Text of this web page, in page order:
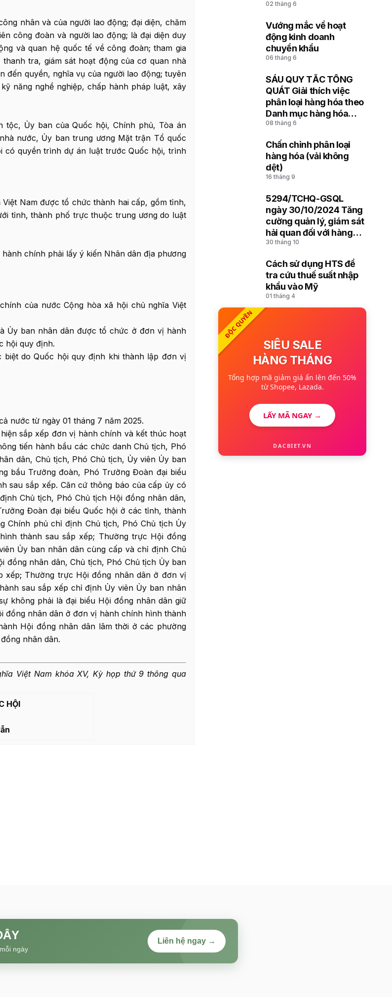
nhân và của người lao động; đại diện, chăm
công đoàn và người lao động; là đại diện duy
và quan hệ quốc tế về công đoàn; tham gia
tra, giám sát hoạt động của cơ quan nhà
đến quyền, nghĩa vụ của người lao động; tuyên
năng nghề nghiệp, chấp hành pháp luật, xây
tộc, Ủy ban của Quốc hội, Chính phủ, Tòa án
nước, Ủy ban trung ương Mặt trận Tổ quốc
có quyền trình dự án luật trước Quốc hội, trình
Nam được tổ chức thành hai cấp, gồm tỉnh,
tỉnh, thành phố trực thuộc trung ương do luật
chính phải lấy ý kiến Nhân dân địa phương
của nước Cộng hòa xã hội chủ nghĩa Việt
Ủy ban nhân dân được tổ chức ở đơn vị hành
hội quy định.
do Quốc hội quy định khi thành lập đơn vị
nước từ ngày 01 tháng 7 năm 2025.
sắp xếp đơn vị hành chính và kết thúc hoạt
tiến hành bầu các chức danh Chủ tịch, Phó
dân, Chủ tịch, Phó Chủ tịch, Ủy viên Ủy ban
bầu Trưởng đoàn, Phó Trưởng Đoàn đại biểu
sau sắp xếp. Căn cứ thông báo của cấp ủy có
Chủ tịch, Phó Chủ tịch Hội đồng nhân dân,
Đoàn đại biểu Quốc hội ở các tỉnh, thành
Chính phủ chỉ định Chủ tịch, Phó Chủ tịch Ủy
thành sau sắp xếp; Thường trực Hội đồng
Ủy ban nhân dân cùng cấp và chỉ định Chủ
đồng nhân dân, Chủ tịch, Phó Chủ tịch Ủy ban
xếp; Thường trực Hội đồng nhân dân ở đơn vị
sau sắp xếp chỉ định Ủy viên Ủy ban nhân
không phải là đại biểu Hội đồng nhân dân giữ
đồng nhân dân ở đơn vị hành chính hình thành
Hội đồng nhân dân lâm thời ở các phường
nhân dân.
Việt Nam khóa XV, Kỳ họp thứ 9 thông qua
HỘI
02 tháng 6
Vướng mắc về hoạt
động kinh doanh
chuyển khẩu
06 tháng 6
SÁU QUY TẮC TỔNG
QUÁT Giải thích việc
phân loại hàng hóa theo
Danh mục hàng hóa
xuất khẩu, nhập khẩu
thống hài hòa mô tả và
mã hóa hàng hóa (HS)
của Tổ chức Hải quan
thế giới
08 tháng 6
Chấn chỉnh phân loại
hàng hóa (vải không
dệt)
16 tháng 9
5294/TCHQ-GSQL
ngày 30/10/2024 Tăng
cường quản lý, giám sát
hải quan đối với hàng
hóa đưa vào lưu giữ,
30 tháng 10
Cách sử dụng HTS để
tra cứu thuế suất nhập
khẩu vào Mỹ
01 tháng 4
ĐỘC QUYỀN
SIÊU SALE
HÀNG THÁNG
Tổng hợp mã giảm giá ẩn lên đến 50%
từ Shopee, Lazada.
LẤY MÃ NGAY →
DACBIET.VN
ngày
Liên hệ ngay →